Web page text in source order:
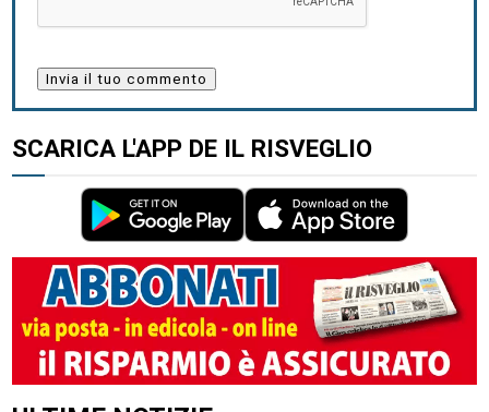
SCARICA L'APP DE IL RISVEGLIO